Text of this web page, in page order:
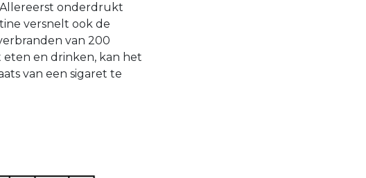
onderdrukt
versnelt ook de
van 200
en drinken, kan het
van een sigaret te